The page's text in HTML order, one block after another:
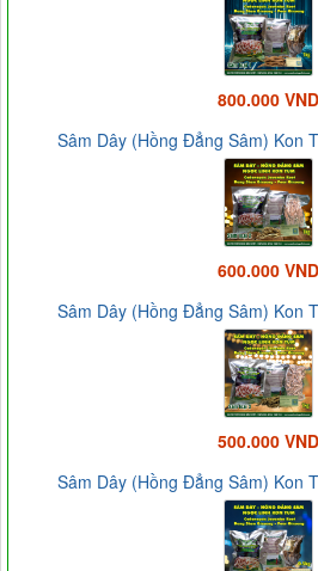
800.000 VND
Sâm Dây (Hồng Đẳng Sâm) Kon
600.000 VND
Sâm Dây (Hồng Đẳng Sâm) Kon
500.000 VND
Sâm Dây (Hồng Đẳng Sâm) Kon